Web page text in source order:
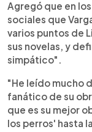
Agregó que en
sociales que
varios puntos de
sus novelas, y
simpático".
"He leído mucho
fanático de su
que es su mejor
los perros' hasta